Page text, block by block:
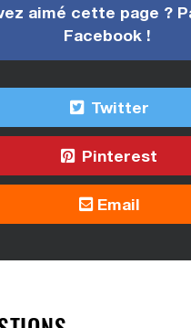
aimé cette page ?
Facebook !
Twitter
Pinterest
Email